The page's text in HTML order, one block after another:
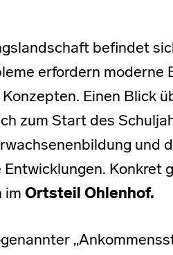
befindet
erfordern moderne
Einen Blick
zum Start des
und
Konkret
im Ortsteil Ohlenhof.